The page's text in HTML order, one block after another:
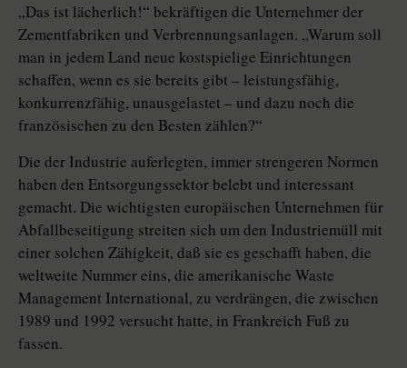
„Das ist lächerlich!“ bekräftigen die Unternehmer der
Zementfabriken und Verbrennungsanlagen. „Warum soll
man in jedem Land neue kostspielige Einrichtungen
schaffen, wenn es sie bereits gibt – leistungsfähig,
konkurrenzfähig, unausgelastet – und dazu noch die
französischen zu den Besten zählen?“
Die der Industrie auferlegten, immer strengeren Normen
haben den Entsorgungssektor belebt und interessant
gemacht. Die wichtigsten europäischen Unternehmen für
Abfallbeseitigung streiten sich um den Industriemüll mit
einer solchen Zähigkeit, daß sie es geschafft haben, die
weltweite Nummer eins, die amerikanische Waste
Management International, zu verdrängen, die zwischen
1989 und 1992 versucht hatte, in Frankreich Fuß zu
fassen.